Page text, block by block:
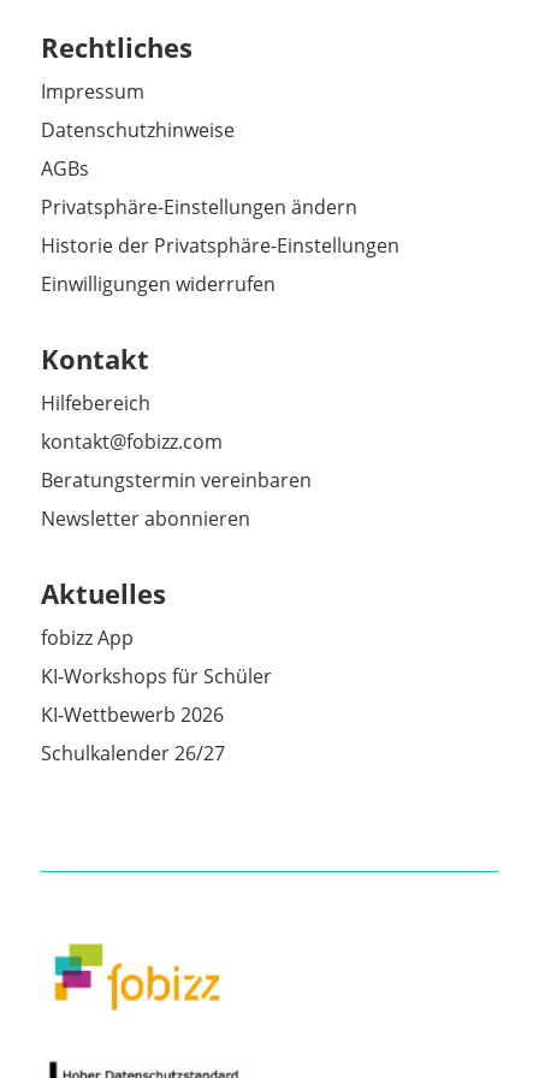
Rechtliches
Impressum
Datenschutzhinweise
AGBs
Privatsphäre-Einstellungen ändern
Historie der Privatsphäre-Einstellungen
Einwilligungen widerrufen
Kontakt
Hilfebereich
kontakt@fobizz.com
Beratungstermin vereinbaren
Newsletter abonnieren
Aktuelles
fobizz App
KI-Workshops für Schüler
KI-Wettbewerb 2026
Schulkalender 26/27